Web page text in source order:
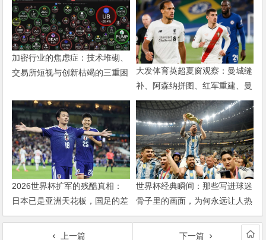
加密行业的焦虑症：技术堆砌、
交易所短视与创新枯竭的三重困
大发体育英超夏窗观察：曼城缝
补、阿森纳拼图、红军重建、曼
联破局——新赛季乱战才刚开始
2026世界杯扩军的残酷真相：
日本已是亚洲天花板，国足的差
距远不止几个名额
世界杯经典瞬间：那些写进球迷
骨子里的画面，为何永远让人热
泪盈眶？
上一篇 下一篇